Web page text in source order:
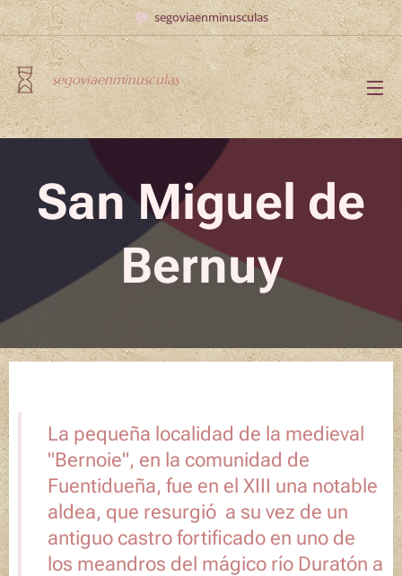
segoviaenminusculas
segoviaenminusculas
San Miguel de
Bernuy
La pequeña localidad de la medieval
"Bernoie", en la comunidad de
Fuentidueña, fue en el XIII una notable
aldea, que resurgió a su vez de un
antiguo castro fortificado en uno de
los meandros del mágico río Duratón a